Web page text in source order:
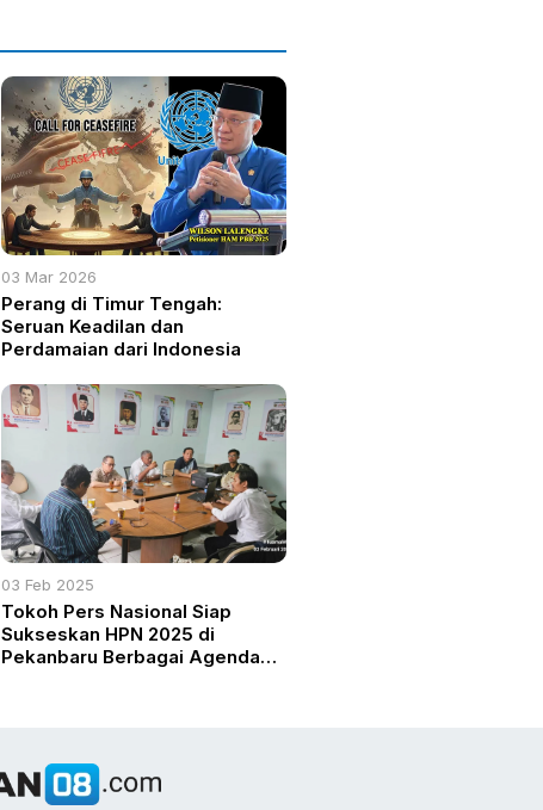
03 Mar 2026
Perang di Timur Tengah:
Seruan Keadilan dan
Perdamaian dari Indonesia
03 Feb 2025
Tokoh Pers Nasional Siap
Sukseskan HPN 2025 di
Pekanbaru Berbagai Agenda